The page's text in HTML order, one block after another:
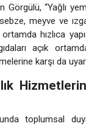
Görgülü, “Yağlı
meyve ve
hızlıca
açık
karşı da
toplumsal